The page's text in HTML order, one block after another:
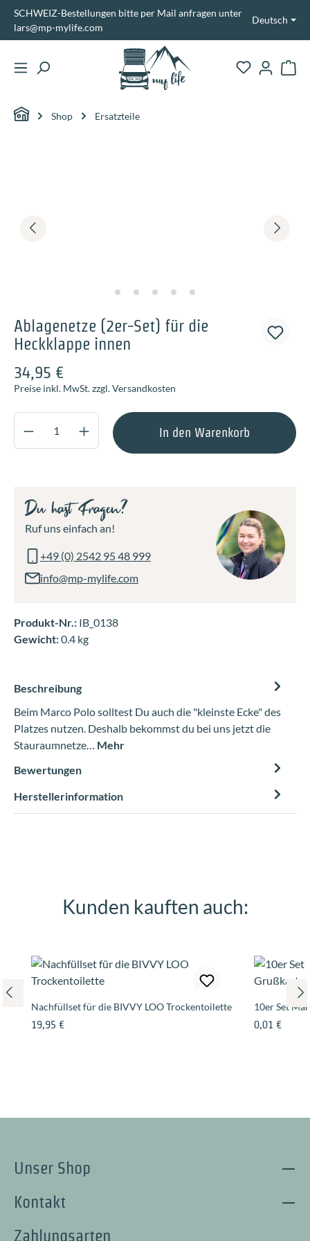
springen
SCHWEIZ-Bestellungen bitte per Mail anfragen unter
lars@mp-mylife.com
Deutsch
Shop Ersatzteile
Ablagenetze (2er-Set) für die
Heckklappe innen
34,95 €
Preise inkl. MwSt. zzgl. Versandkosten
Produkt Anzahl: Gib den gewünschten
In den Warenkorb
Du hast Fragen?
Ruf uns einfach an!
+49 (0) 2542 95 48 999
info@mp-mylife.com
Produkt-Nr.: IB_0138
Gewicht:0.4 kg
Beschreibung
Beim Marco Polo solltest Du auch die "kleinste Ecke" des
Platzes nutzen. Deshalb bekommst du bei uns jetzt die
Stauraumnetze… Mehr
Bewertungen
Herstellerinformation
Produktgalerie überspringen
Kunden kauften auch:
Nachfüllset für die BIVVY LOO Trockentoilette
Regulärer Preis:
19,95 €
10er Set
Regulärer
0,01 €
Unser Shop
Kontakt
Zahlungsarten